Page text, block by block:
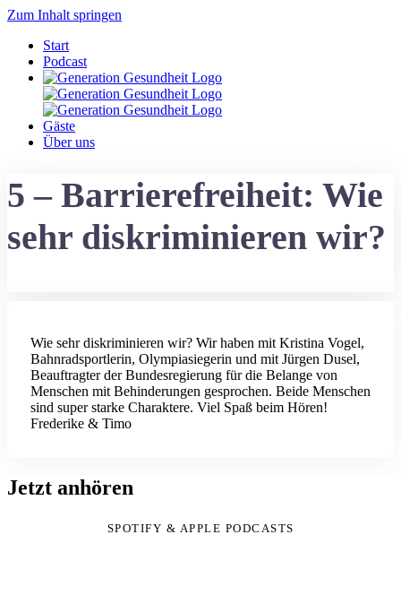
Zum Inhalt springen
Start
Podcast
Gäste
Über uns
5 – Barrierefreiheit: Wie
sehr diskriminieren wir?
Wie sehr diskriminieren wir? Wir haben mit Kristina Vogel,
Bahnradsportlerin, Olympiasiegerin und mit Jürgen Dusel,
Beauftragter der Bundesregierung für die Belange von
Menschen mit Behinderungen gesprochen. Beide Menschen
sind super starke Charaktere. Viel Spaß beim Hören!
Frederike & Timo
Jetzt anhören
SPOTIFY & APPLE PODCASTS